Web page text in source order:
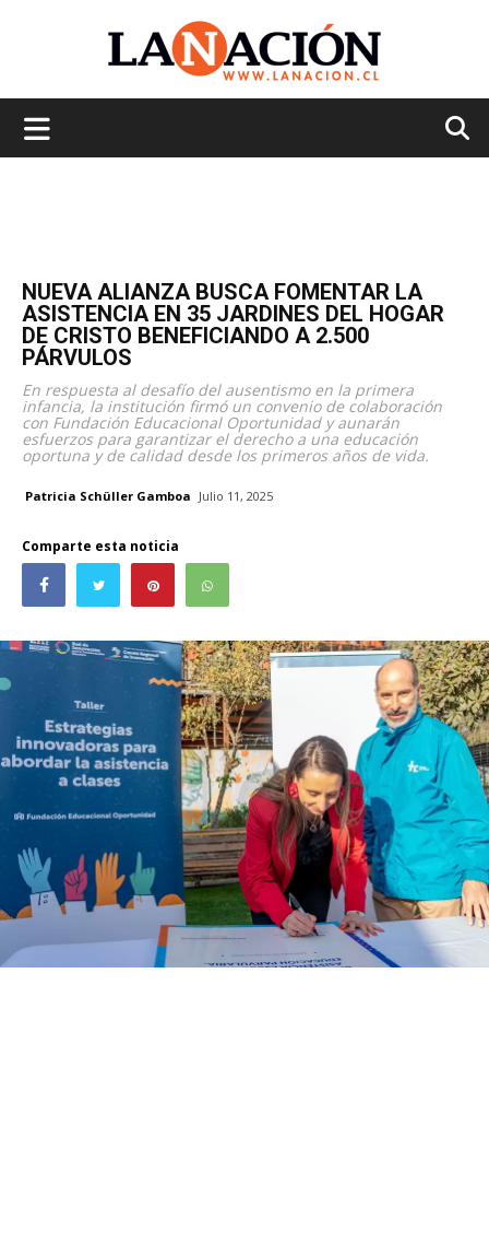
NUEVA ALIANZA BUSCA FOMENTAR LA
ASISTENCIA EN 35 JARDINES DEL HOGAR
DE CRISTO BENEFICIANDO A 2.500
PÁRVULOS
En respuesta al desafío del ausentismo en la primera
infancia, la institución firmó un convenio de colaboración
con Fundación Educacional Oportunidad y aunarán
esfuerzos para garantizar el derecho a una educación
oportuna y de calidad desde los primeros años de vida.
Patricia Schüller Gamboa Julio 11, 2025
Comparte esta noticia